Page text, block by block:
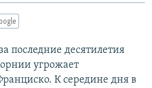
последние десятилетия
угрожает
К середине дня в